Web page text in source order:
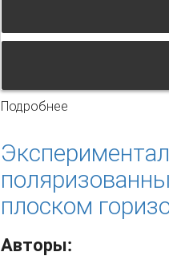
Подробнее
плоском
Авторы: